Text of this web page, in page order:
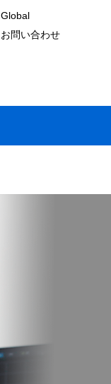
Global
お問い合わせ